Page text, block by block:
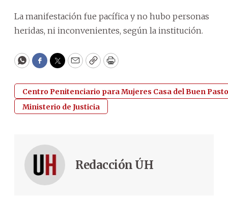
La manifestación fue pacífica y no hubo personas
heridas, ni inconvenientes, según la institución.
WhatsApp
Facebook
Twitter
EmailCopyPrint
Centro Penitenciario para Mujeres Casa del Buen
Ministerio de Justicia
Redacción ÚH